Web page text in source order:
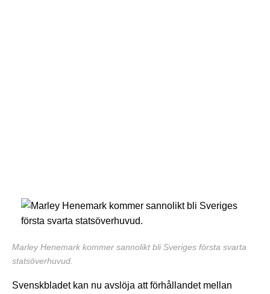
Marley Henemark kommer sannolikt bli Sveriges första svarta
statsöverhuvud.
Svenskbladet kan nu avslöja att förhållandet mellan